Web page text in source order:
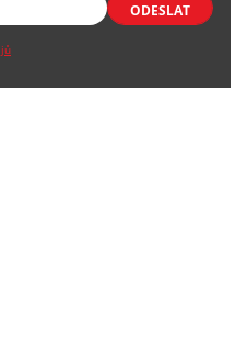
ODESLAT